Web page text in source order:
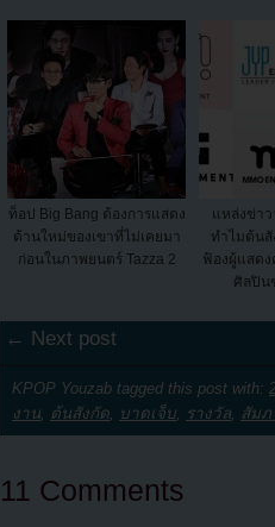
ท็อป Big Bang ต้องการแสดง
ด้านใหม่ของเขาที่ไม่เคยมา
ก่อนในภาพยนตร์ Tazza 2
แหล่งข่า
ทำไมต้นสั
ฟ้องผู้แสด
ศิลปิน
← Next post
KPOP Youzab tagged this post with:
งาน, ต้นสังกัด, บาดเจ็บ, รางวัล, สัม
11 Comments